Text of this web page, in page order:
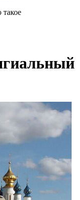
такое